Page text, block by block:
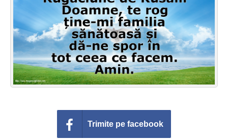
Felicitari zile saptamana
Felicitari muzicale
Felicitari muzicale personalizate
Felicitari animate
Conecteaza-te
Trimite pe facebook